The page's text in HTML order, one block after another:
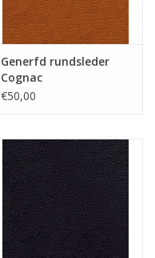
Generfd rundsleder
Cognac
€50,00